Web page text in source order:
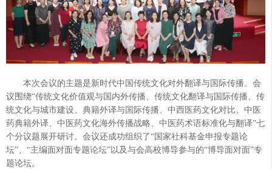
本次会议的主题是新时代中国传统文化对外翻译与国际传播。会
议围绕“传统文化价值观与国内外传播、传统文化翻译与国际传播、传
统文化与城市建设、典籍外译与国际传播、中西医药文化对比、中医
药典籍外译、中医药文化海外传播战略、中医药术语标准化与翻译”七
个分议题展开研讨。会议还成功组织了“国家社科基金申报专题论
坛”、“主编面对面专题论坛”以及与会高校博导参与的“博导面对面”专
题论坛。